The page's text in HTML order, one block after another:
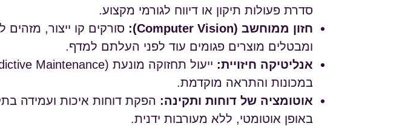
סדרת פעולות תיקון או דיווח לגורמי מקצוע.
חזון ממוחשב (Computer Vision):
סורקים קו ייצור, מזהים
ומבטלים מוצרים פגומים עוד לפני העלתם למדף.
אנליטיקה חיזויית:
במכונות והתראה מוקדמת.
אוטומציה של דוחות ותקינה:
באופן אוטומטי, ללא מעורבות ידנית.